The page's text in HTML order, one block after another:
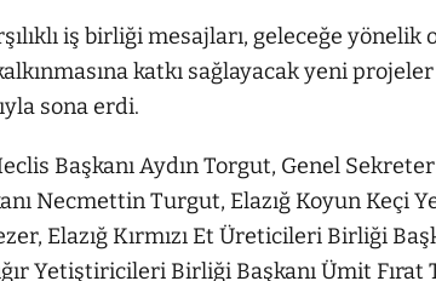
iş birliği mesajları, geleceğe yönelik
katkı sağlayacak yeni
sona erdi.
Başkanı Aydın Torgut, Genel
Necmettin Turgut, Elazığ Koyun Keçi
Elazığ Kırmızı Et Üreticileri Birliği
Yetiştiricileri Birliği Başkanı Ümit Fırat